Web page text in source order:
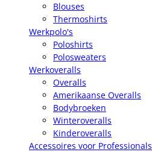
Blouses
Thermoshirts
Werkpolo's
Poloshirts
Polosweaters
Werkoveralls
Overalls
Amerikaanse Overalls
Bodybroeken
Winteroveralls
Kinderoveralls
Accessoires voor Professionals